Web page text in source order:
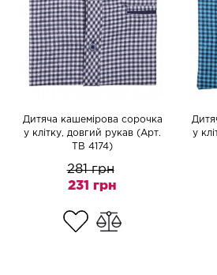
Дитяча кашемірова сорочка
у клітку, довгий рукав (Арт.
TB 4174)
281 грн
231 грн
у